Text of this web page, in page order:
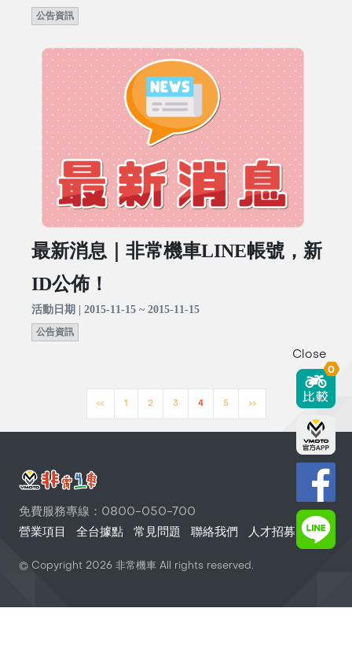
公告資訊
最新消息｜非常機車LINE帳號，新
ID公佈！
活動日期 | 2015-11-15 ~ 2015-11-15
公告資訊
<< 1 2 3 4 5 >>
免費服務專線：0800-050-700
營業項目
全台據點 常見問題 聯絡我們 人才招募
© Copyright 2026 非常機車 All rights reserved.
Close
0